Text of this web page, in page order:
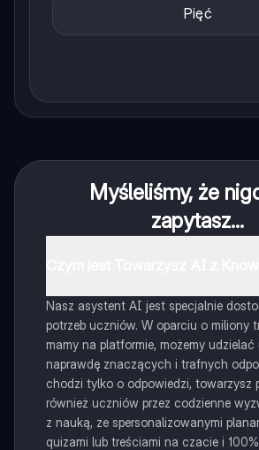
Pięć
Myśleliśmy, że
zapytasz...
Nasz asystent AI jest specjalnie
potrzeb uczniów. W oparciu o miliony
mamy na platformie, możemy udzielać
naprawdę znaczących i trafnych
chodzi tylko o odpowiedzi, towarzysz
również uczniów przez codzienne
z nauką, ze spersonalizowanymi
quizami lub treściami na czacie i